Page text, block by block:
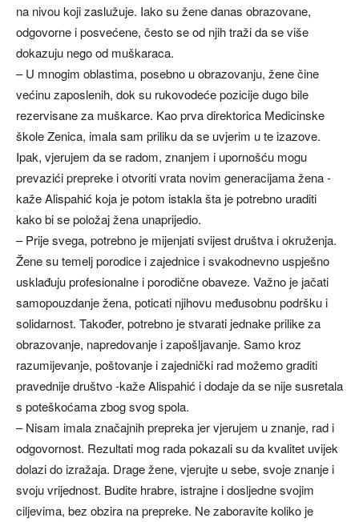
na nivou koji zaslužuje. Iako su žene danas obrazovane,
odgovorne i posvećene, često se od njih traži da se više
dokazuju nego od muškaraca.
– U mnogim oblastima, posebno u obrazovanju, žene čine
većinu zaposlenih, dok su rukovodeće pozicije dugo bile
rezervisane za muškarce. Kao prva direktorica Medicinske
škole Zenica, imala sam priliku da se uvjerim u te izazove.
Ipak, vjerujem da se radom, znanjem i upornošću mogu
prevazići prepreke i otvoriti vrata novim generacijama žena -
kaže Alispahić koja je potom istakla šta je potrebno uraditi
kako bi se položaj žena unaprijedio.
– Prije svega, potrebno je mijenjati svijest društva i okruženja.
Žene su temelj porodice i zajednice i svakodnevno uspješno
usklađuju profesionalne i porodične obaveze. Važno je jačati
samopouzdanje žena, poticati njihovu međusobnu podršku i
solidarnost. Također, potrebno je stvarati jednake prilike za
obrazovanje, napredovanje i zapošljavanje. Samo kroz
razumijevanje, poštovanje i zajednički rad možemo graditi
pravednije društvo -kaže Alispahić i dodaje da se nije susretala
s poteškoćama zbog svog spola.
– Nisam imala značajnih prepreka jer vjerujem u znanje, rad i
odgovornost. Rezultati mog rada pokazali su da kvalitet uvijek
dolazi do izražaja. Drage žene, vjerujte u sebe, svoje znanje i
svoju vrijednost. Budite hrabre, istrajne i dosljedne svojim
ciljevima, bez obzira na prepreke. Ne zaboravite koliko je